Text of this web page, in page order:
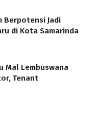
Berpotensi Jadi
di Kota Samarinda
Mal Lembuswana
Tenant